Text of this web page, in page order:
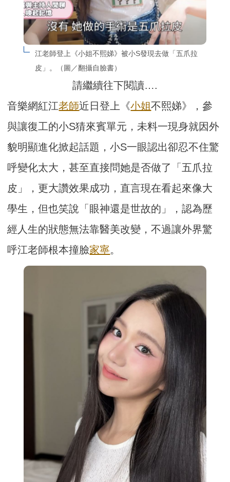
江老師登上《小姐不熙娣》被小S發現去做「五爪拉
皮」。（圖／翻攝自臉書）
請繼續往下閱讀….
音樂網紅江老師近日登上《小姐不熙娣》，參
與讓復工的小S猜來賓單元，未料一現身就因外
貌明顯進化掀起話題，小S一眼認出卻忍不住驚
呼變化太大，甚至直接問她是否做了「五爪拉
皮」，更大讚效果成功，直言現在看起來像大
學生，但也笑說「眼神還是世故的」，認為歷
經人生的狀態無法靠醫美改變，不過讓外界驚
呼江老師根本撞臉家寧。